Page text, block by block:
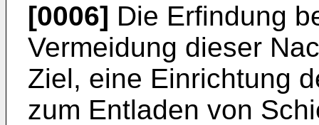
[0006] Die Erfindung
Vermeidung dieser
Ziel, eine Einrichtung
zum Entladen von